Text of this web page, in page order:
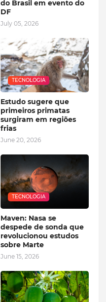
do Brasil em evento do
DF
July 05, 2026
TECNOLOGIA
Estudo sugere que
primeiros primatas
surgiram em regiões
frias
June 20, 2026
TECNOLOGIA
Maven: Nasa se
despede de sonda que
revolucionou estudos
sobre Marte
June 15, 2026